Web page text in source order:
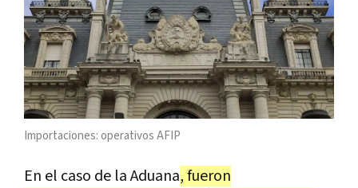
Importaciones: operativos AFIP
En el caso de la Aduana, fueron